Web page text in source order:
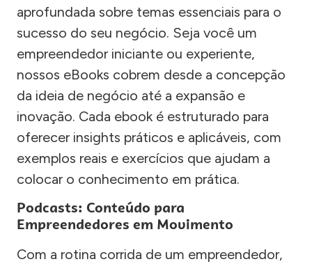
aprofundada sobre temas essenciais para o
sucesso do seu negócio. Seja você um
empreendedor iniciante ou experiente,
nossos eBooks cobrem desde a concepção
da ideia de negócio até a expansão e
inovação. Cada ebook é estruturado para
oferecer insights práticos e aplicáveis, com
exemplos reais e exercícios que ajudam a
colocar o conhecimento em prática.
Podcasts: Conteúdo para
Empreendedores em Movimento
Com a rotina corrida de um empreendedor,